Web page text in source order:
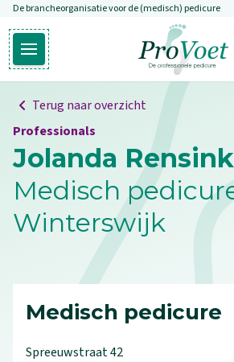
Overslaan en naar de inhoud gaan
De brancheorganisatie voor de (medisch) pedicure
Open hoofdmenu
Ga naar de
Terug naar overzicht
Professionals
Jolanda
Medisch
Winterswijk
Medisch pedicure
Spreeuwstraat42